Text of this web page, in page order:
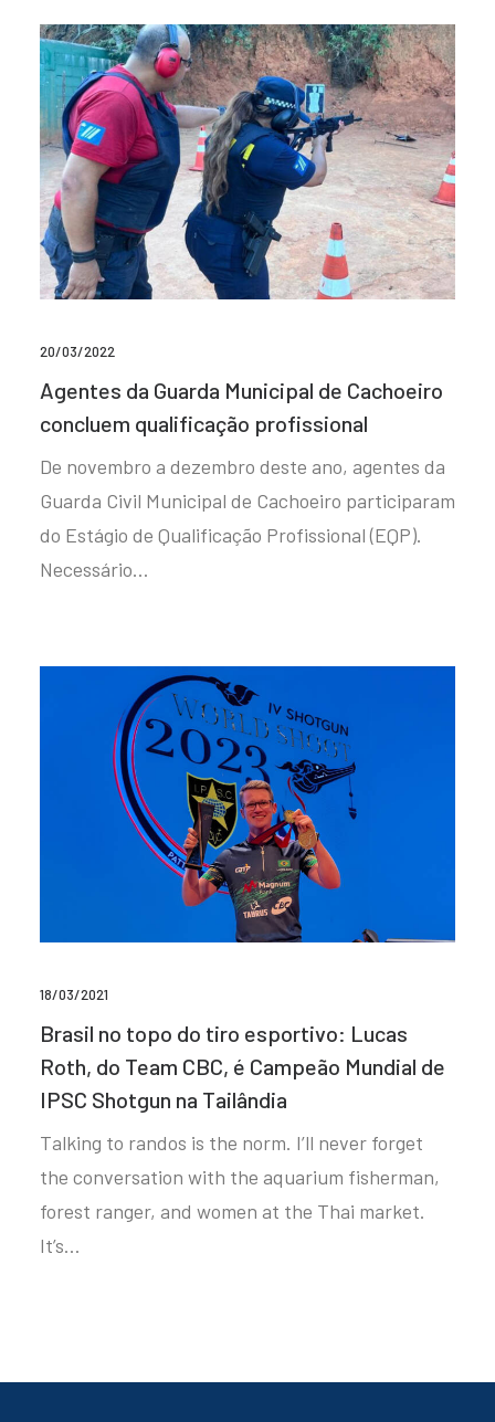
20/03/2022
Agentes da Guarda Municipal de Cachoeiro
concluem qualificação profissional
De novembro a dezembro deste ano, agentes da
Guarda Civil Municipal de Cachoeiro participaram
do Estágio de Qualificação Profissional (EQP).
Necessário…
18/03/2021
Brasil no topo do tiro esportivo: Lucas
Roth, do Team CBC, é Campeão Mundial de
IPSC Shotgun na Tailândia
Talking to randos is the norm. I’ll never forget
the conversation with the aquarium fisherman,
forest ranger, and women at the Thai market.
It’s…